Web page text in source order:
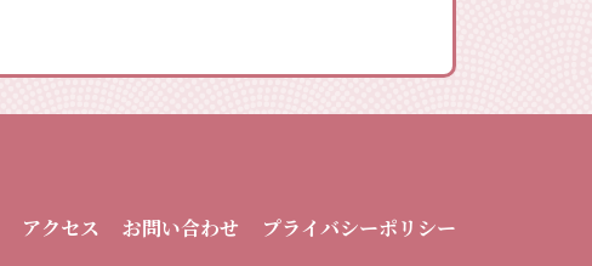
アクセス お問い合わせ プライバシーポリシー